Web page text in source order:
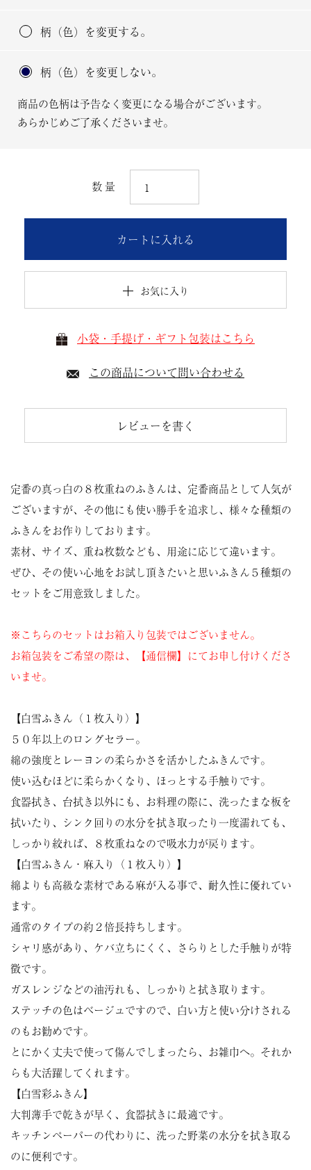
柄（色）を変更する。
柄（色）を変更しない。
商品の色柄は予告なく変更になる場合がございます。
あらかじめご了承くださいませ。
お気に入り
カートに入れる
小袋・手提げ・ギフト包装はこちら
この商品について問い合わせる
レビューを書く
定番の真っ白の８枚重ねのふきんは、定番商品として人気が
ございますが、その他にも使い勝手を追求し、様々な種類の
ふきんをお作りしております。
素材、サイズ、重ね枚数なども、用途に応じて違います。
ぜひ、その使い心地をお試し頂きたいと思いふきん５種類の
セットをご用意致しました。
※こちらのセットはお箱入り包装ではございません。
お箱包装をご希望の際は、【通信欄】にてお申し付けくださ
いませ。
【白雪ふきん（１枚入り）】
５０年以上のロングセラー。
綿の強度とレーヨンの柔らかさを活かしたふきんです。
使い込むほどに柔らかくなり、ほっとする手触りです。
食器拭き、台拭き以外にも、お料理の際に、洗ったまな板を
拭いたり、シンク回りの水分を拭き取ったり一度濡れても、
しっかり絞れば、８枚重ねなので吸水力が戻ります。
【白雪ふきん・麻入り（１枚入り）】
綿よりも高級な素材である麻が入る事で、耐久性に優れてい
ます。
通常のタイプの約２倍長持ちします。
シャリ感があり、ケバ立ちにくく、さらりとした手触りが特
徴です。
ガスレンジなどの油汚れも、しっかりと拭き取ります。
ステッチの色はベージュですので、白い方と使い分けされる
のもお勧めです。
とにかく丈夫で使って傷んでしまったら、お雑巾へ。それか
らも大活躍してくれます。
【白雪彩ふきん】
大判薄手で乾きが早く、食器拭きに最適です。
キッチンペーパーの代わりに、洗った野菜の水分を拭き取る
のに便利です。